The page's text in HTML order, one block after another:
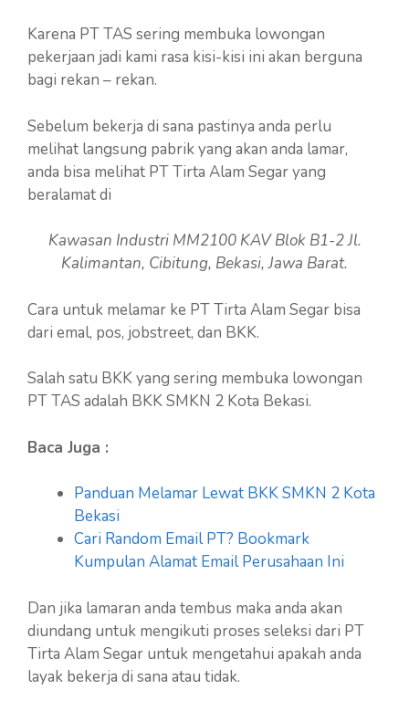
Karena PT TAS sering membuka lowongan
pekerjaan jadi kami rasa kisi-kisi ini akan berguna
bagi rekan – rekan.
Sebelum bekerja di sana pastinya anda perlu
melihat langsung pabrik yang akan anda lamar,
anda bisa melihat PT Tirta Alam Segar yang
beralamat di
Kawasan Industri MM2100 KAV Blok B1-2 Jl.
Kalimantan, Cibitung, Bekasi, Jawa Barat.
Cara untuk melamar ke PT Tirta Alam Segar bisa
dari emal, pos, jobstreet, dan BKK.
Salah satu BKK yang sering membuka lowongan
PT TAS adalah BKK SMKN 2 Kota Bekasi.
Baca Juga :
Panduan Melamar Lewat BKK SMKN 2 Kota
Bekasi
Cari Random Email PT? Bookmark
Kumpulan Alamat Email Perusahaan Ini
Dan jika lamaran anda tembus maka anda akan
diundang untuk mengikuti proses seleksi dari PT
Tirta Alam Segar untuk mengetahui apakah anda
layak bekerja di sana atau tidak.